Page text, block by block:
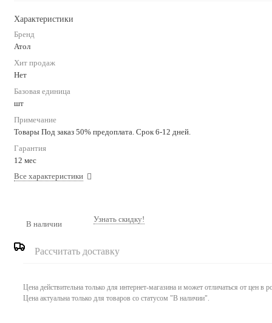
Характеристики
Бренд
Атол
Хит продаж
Нет
Базовая единица
шт
Примечание
Товары Под заказ 50% предоплата. Срок 6-12 дней.
Гарантия
12 мес
Все характеристики
В наличии Узнать скидку!
Рассчитать доставку
Цена действительна только для интернет-магазина и может отличаться от цен в
Цена актуальна только для товаров со статусом "В наличии".